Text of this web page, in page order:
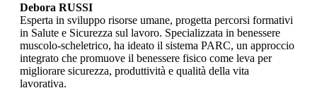
Debora RUSSI
Esperta in sviluppo risorse umane, progetta percorsi formativi
in Salute e Sicurezza sul lavoro. Specializzata in benessere
muscolo-scheletrico, ha ideato il sistema PARC, un approccio
integrato che promuove il benessere fisico come leva per
migliorare sicurezza, produttività e qualità della vita
lavorativa.